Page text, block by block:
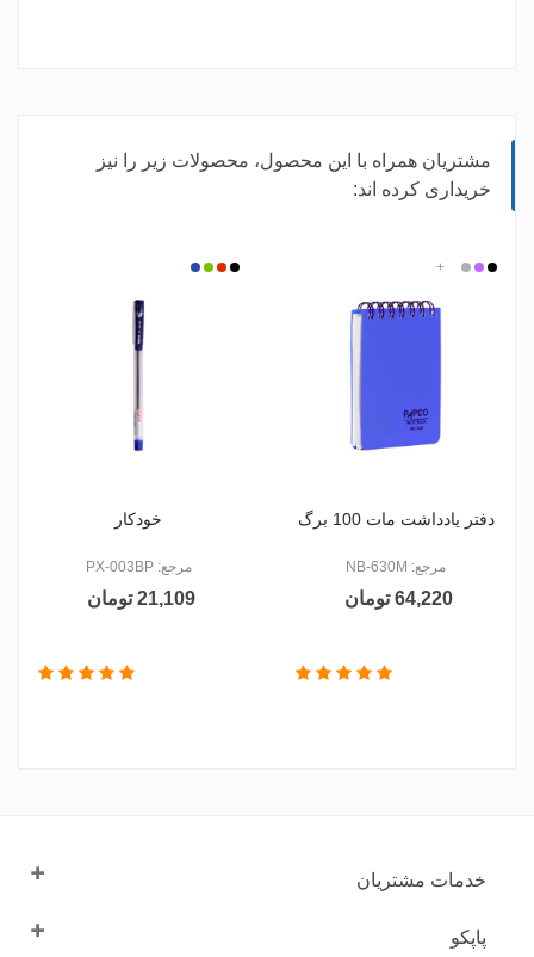
مشتریان همراه با این محصول، محصولات زیر را نیز
خریداری کرده اند:
مشکی
بنفشنقره سفید
+
دفتر یادداشت مات 100 برگ
مرجع: NB-630M
64,220 تومان
مشکی
قرمز
سبز
آبی
خودکار
مرجع: PX-003BP
21,109 تومان
خدمات مشتریان
پاپکو